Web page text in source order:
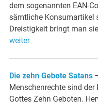
dem sogenannten EAN-
sämtliche Konsumartikel
Dreistigkeit bringt man
weiter
Die zehn Gebote Satans
Menschenrechte sind
Gottes Zehn Geboten.